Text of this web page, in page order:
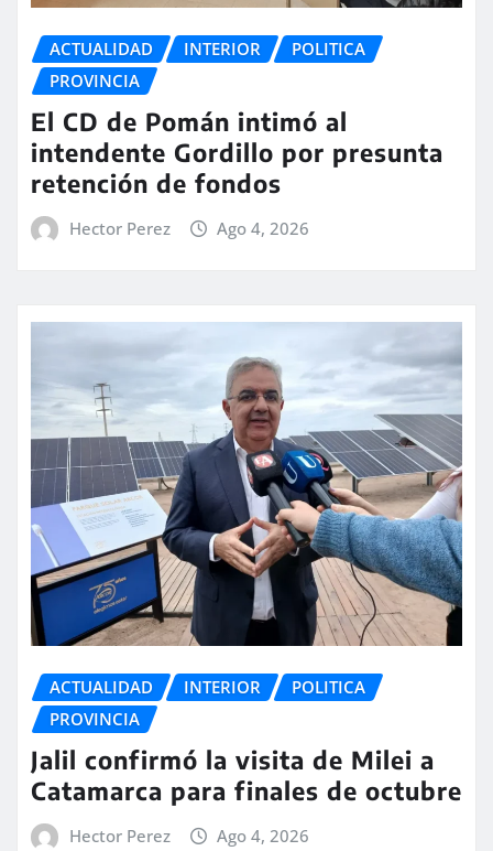
ACTUALIDAD INTERIOR
POLITICA
PROVINCIA
El CD de Pomán intimó al
intendente Gordillo por presunta
retención de fondos
Hector Perez Ago 4, 2026
ACTUALIDAD INTERIOR
POLITICA
PROVINCIA
Jalil confirmó la visita de Milei a
Catamarca para finales de octubre
Hector Perez Ago 4, 2026